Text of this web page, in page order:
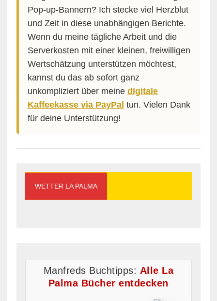
Pop-up-Bannern? Ich stecke viel Herzblut
und Zeit in diese unabhängigen Berichte.
Wenn du meine tägliche Arbeit und die
Serverkosten mit einer kleinen, freiwilligen
Wertschätzung unterstützen möchtest,
kannst du das ab sofort ganz
unkompliziert über meine digitale
Kaffeekasse via PayPal tun. Vielen Dank
für deine Unterstützung!
WETTER LA PALMA
Manfreds Buchtipps: Alle La
Palma Bücher entdecken